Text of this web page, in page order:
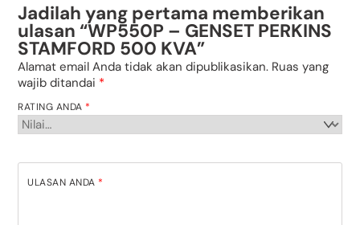
Jadilah yang pertama memberikan
ulasan “WP550P – GENSET PERKINS
STAMFORD 500 KVA”
Alamat email Anda tidak akan dipublikasikan. Ruas yang
wajib ditandai *
RATING ANDA *
ULASAN ANDA *